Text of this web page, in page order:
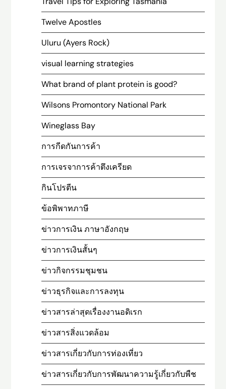
Twelve Apostles
Uluru (Ayers Rock)
visual learning strategies
What brand of plant protein is good?
Wilsons Promontory National Park
Wineglass Bay
การกีดกันการค้า
การเจรจาการค้าตึงเครียด
กินโปรตีน
ข้อพิพาทภาษี
ข่าวการเงิน ภาษาอังกฤษ
ข่าวการเงินสั้นๆ
ข่าวกิจกรรมชุมชน
ข่าวธุรกิจและการลงทุน
ข่าวสารล่าสุดเรื่องงานอดิเรก
ข่าวสารสิ่งแวดล้อม
ข่าวสารเกี่ยวกับการท่องเที่ยว
ข่าวสารเกี่ยวกับการพัฒนาความรู้เกี่ยวกับพืช